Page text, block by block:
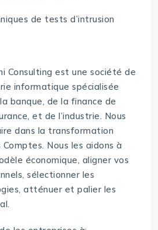
de tests d’intrusion
Consulting est une société de
informatique spécialisée
banque, de la finance de
et de l’industrie. Nous
dans la transformation
Nous les aidons à
économique, aligner vos
sélectionner les
atténuer et palier les